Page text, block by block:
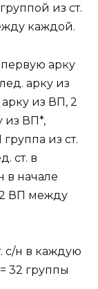
из ст.
каждой.
первую арку
арку из
из ВП, 2
из ВП*,
группа из ст.
ст. в
в начале
2 ВП между
с/н в каждую
32 группы